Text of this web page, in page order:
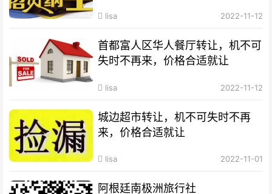
lisa 2022-11-12
首都富人区华人餐厅转让，机不可
失时不再来，价格合适就让
lisa 2022-11-12
城边超市转让，机不可失时不再
来，价格合适就让
lisa 2022-11-01
阿根廷南极洲旅行社